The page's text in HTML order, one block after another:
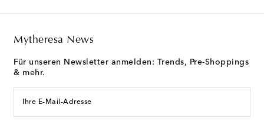
Mytheresa News
Für unseren Newsletter anmelden: Trends, Pre-Shoppings
& mehr.
Ihre E-Mail-Adresse